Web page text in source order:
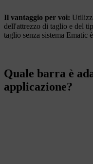
Il vantaggio per voi:
dell'attrezzo di taglio e del
taglio senza sistema Ematic
Quale barra è
applicazione?